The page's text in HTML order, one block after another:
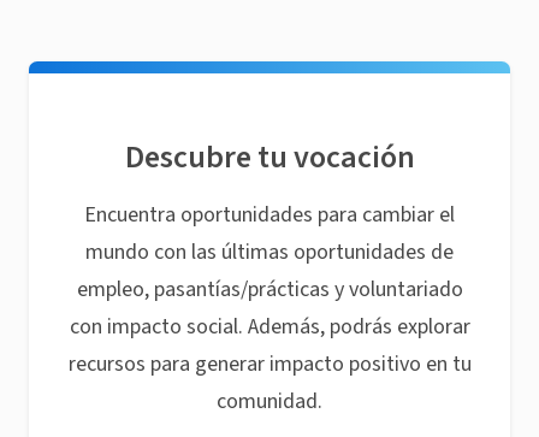
Descubre tu vocación
Encuentra oportunidades para cambiar el
mundo con las últimas oportunidades de
empleo, pasantías/prácticas y voluntariado
con impacto social. Además, podrás explorar
recursos para generar impacto positivo en tu
comunidad.